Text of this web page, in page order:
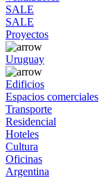
SALE
SALE
Proyectos
Uruguay
Edificios
Espacios comerciales
Transporte
Residencial
Hoteles
Cultura
Oficinas
Argentina